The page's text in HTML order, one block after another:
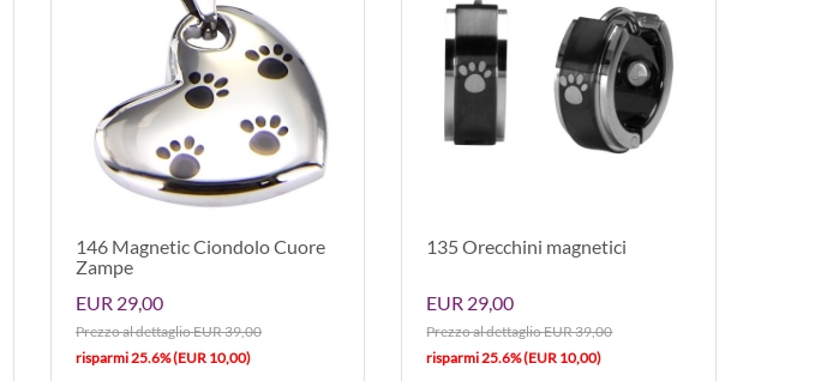
146 Magnetic Ciondolo Cuore
Zampe
EUR 29,00
Prezzo al dettaglio EUR 39,00
risparmi 25.6% (EUR 10,00)
135 Orecchini magnetici
EUR 29,00
Prezzo al dettaglio EUR 39,00
risparmi 25.6% (EUR 10,00)